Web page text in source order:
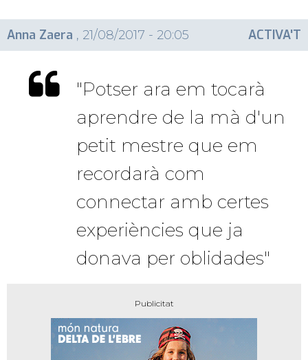
Anna Zaera , 21/08/2017 - 20:05 ACTIVA'T
"Potser ara em tocarà
aprendre de la mà d'un
petit mestre que em
recordarà com
connectar amb certes
experiències que ja
donava per oblidades"